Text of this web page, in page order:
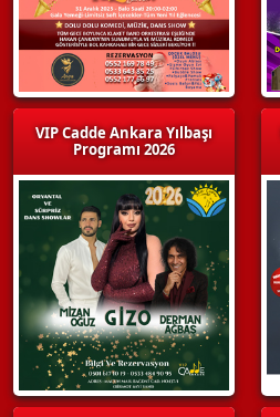
VIP Cadde Ankara Yılbaşı
Programı 2026